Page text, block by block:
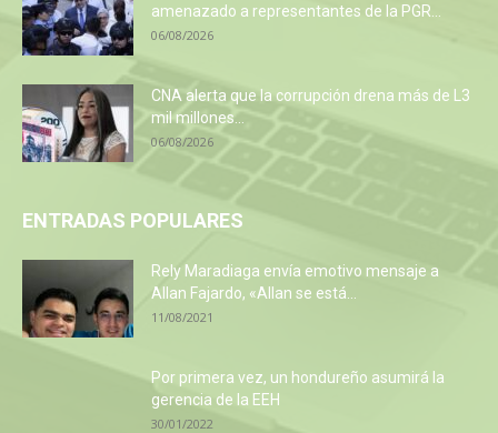
amenazado a representantes de la PGR...
06/08/2026
CNA alerta que la corrupción drena más de L3
mil millones...
06/08/2026
ENTRADAS POPULARES
Rely Maradiaga envía emotivo mensaje a
Allan Fajardo, «Allan se está...
11/08/2021
Por primera vez, un hondureño asumirá la
gerencia de la EEH
30/01/2022